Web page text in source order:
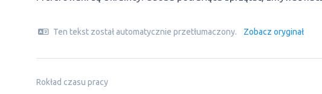
Ten tekst został automatycznie przetłumaczony. Zobacz oryginał
Rokład czasu pracy